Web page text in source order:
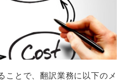
ことで、翻訳業務に以下のメ